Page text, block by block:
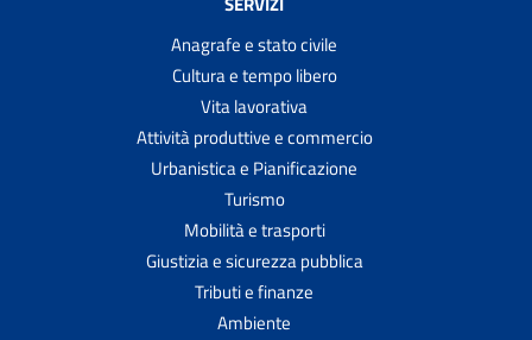
Anagrafe e stato civile
Cultura e tempo libero
Vita lavorativa
Attività produttive e commercio
Urbanistica e Pianificazione
Turismo
Mobilità e trasporti
Giustizia e sicurezza pubblica
Tributi e finanze
Ambiente